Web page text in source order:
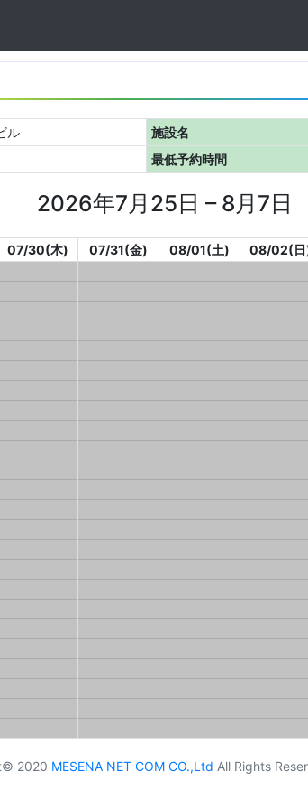
ル 施設名
最低予約時間
2026年7月25日 – 8月7日
07/30(木) 07/31(金) 08/01(土) 08/02(
2020 MESENA NET COM CO.,Ltd All Rights